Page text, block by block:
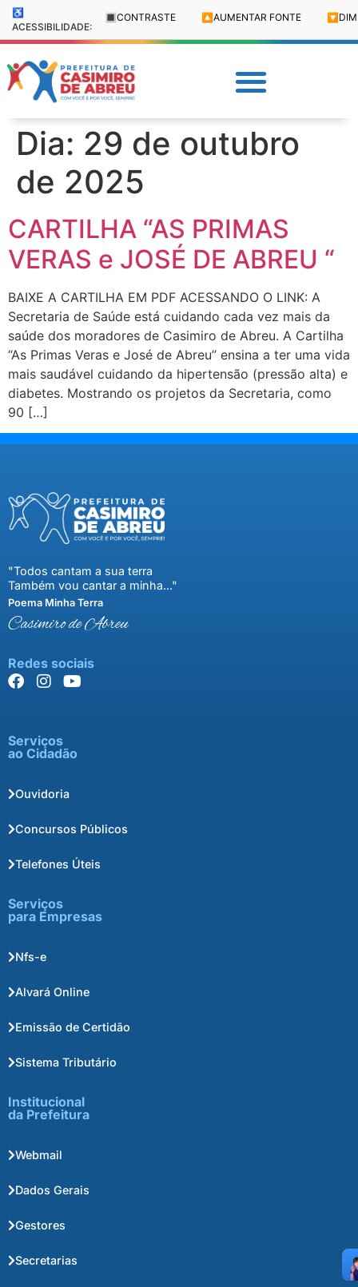
♿
ACESSIBILIDADE:
🔳 CONTRASTE 🔼 AUMENTAR FONTE 🔽
Dia: 29 de outubro
de 2025
CARTILHA “AS PRIMAS
VERAS e JOSÉ DE ABREU “
BAIXE A CARTILHA EM PDF ACESSANDO O LINK: A
Secretaria de Saúde está cuidando cada vez mais da
saúde dos moradores de Casimiro de Abreu. A Cartilha
“As Primas Veras e José de Abreu” ensina a ter uma vida
mais saudável cuidando da hipertensão (pressão alta) e
diabetes. Mostrando os projetos da Secretaria, como
90 […]
"Todos cantam a sua terra
Também vou cantar a minha..."
Poema Minha Terra
Casimiro de Abreu
Redes sociais
Serviços
ao Cidadão
Ouvidoria
Concursos Públicos
Telefones Úteis
Serviços
para Empresas
Nfs-e
Alvará Online
Emissão de Certidão
Sistema Tributário
Institucional
da Prefeitura
Webmail
Dados Gerais
Gestores
Secretarias